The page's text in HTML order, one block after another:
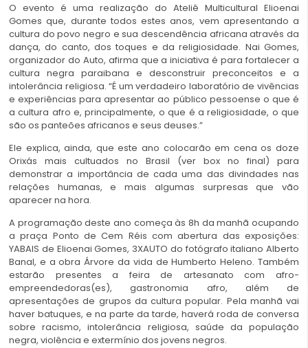
O evento é uma realização do Ateliê Multicultural Elioenai
Gomes que, durante todos estes anos, vem apresentando a
cultura do povo negro e sua descendência africana através da
dança, do canto, dos toques e da religiosidade. Nai Gomes,
organizador do Auto, afirma que a iniciativa é para fortalecer a
cultura negra paraibana e desconstruir preconceitos e a
intolerância religiosa. “É um verdadeiro laboratório de vivências
e experiências para apresentar ao público pessoense o que é
a cultura afro e, principalmente, o que é a religiosidade, o que
são os panteões africanos e seus deuses.”
Ele explica, ainda, que este ano colocarão em cena os doze
Orixás mais cultuados no Brasil (ver box no final) para
demonstrar a importância de cada uma das divindades nas
relações humanas, e mais algumas surpresas que vão
aparecer na hora.
A programação deste ano começa às 8h da manhã ocupando
a praça Ponto de Cem Réis com abertura das exposições:
YABAIS de Elioenai Gomes, 3XAUTO do fotógrafo italiano Alberto
Banal, e a obra Árvore da vida de Humberto Heleno. Também
estarão presentes a feira de artesanato com afro-
empreendedoras(es), gastronomia afro, além de
apresentações de grupos da cultura popular. Pela manhã vai
haver batuques, e na parte da tarde, haverá roda de conversa
sobre racismo, intolerância religiosa, saúde da população
negra, violência e extermínio dos jovens negros.